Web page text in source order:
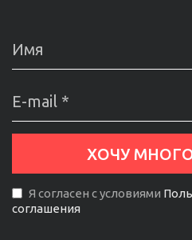
Я согласен с условиями
соглашения